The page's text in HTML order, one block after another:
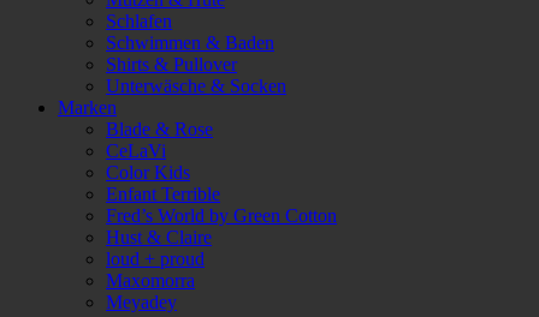
Schlafen
Schwimmen & Baden
Shirts & Pullover
Unterwäsche & Socken
Marken
Blade & Rose
CeLaVi
Color Kids
Enfant Terrible
Fred’s World by Green Cotton
Hust & Claire
loud + proud
Maxomorra
Meyadey